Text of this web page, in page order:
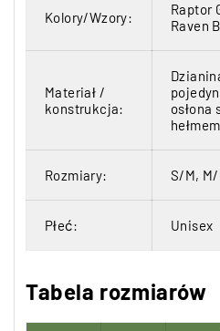
Kolory/Wzory:
Raptor
Raven
Materiał /
konstrukcja:
osłona
Rozmiary: S/M,
Płeć: Unisex
Tabela rozmiarów